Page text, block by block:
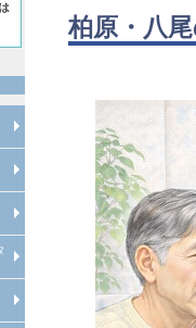
在宅医療について
労働衛生コンサルタント
当院のスタッフ
総合内科専門医とは
糖尿病専門医とは
日本糖尿病学会認定教育施設
透析専門医とは
循環器専門医とは
整形外科専門医とは
脊椎脊髄外科専門医とは
脊椎脊髄病医とは
脊椎脊髄外科指導医とは
糖尿病看護認定看護師とは
インフルエンザ予防接種
内科について
糖尿病等慢性疾患管理システム
検査機器の紹介
特定健康診査
柏原・八